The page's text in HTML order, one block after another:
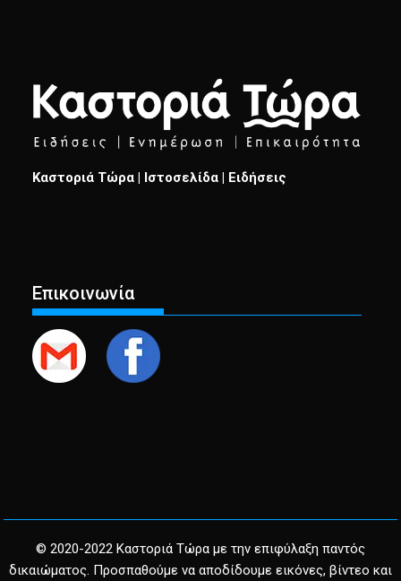
Καστοριά Τώρα | Ιστοσελίδα | Ειδήσεις
Επικοινωνία
© 2020-2022 Καστοριά Τώρα με την επιφύλαξη παντός
δικαιώματος. Προσπαθούμε να αποδίδουμε εικόνες, βίντεο και